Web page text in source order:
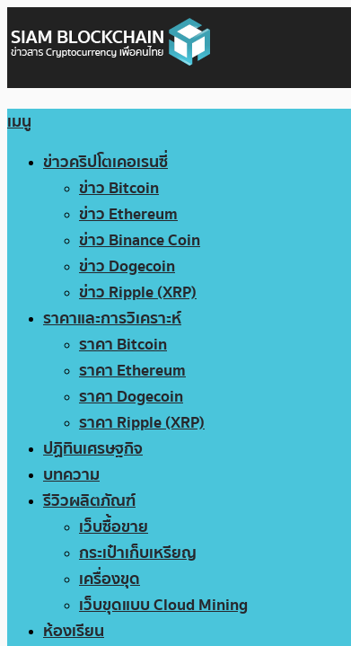
เมนู
ข่าวคริปโตเคอเรนซี่
ข่าว Bitcoin
ข่าว Ethereum
ข่าว Binance Coin
ข่าว Dogecoin
ข่าว Ripple (XRP)
ราคาและการวิเคราะห์
ราคา Bitcoin
ราคา Ethereum
ราคา Dogecoin
ราคา Ripple (XRP)
ปฏิทินเศรษฐกิจ
บทความ
รีวิวผลิตภัณฑ์
เว็บซื้อขาย
กระเป๋าเก็บเหรียญ
เครื่องขุด
เว็บขุดแบบ Cloud Mining
ห้องเรียน